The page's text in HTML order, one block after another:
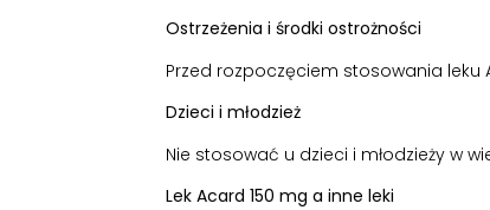
Ostrzeżenia i środki ostrożności
Przed rozpoczęciem stosowania
Dzieci i młodzież
Nie stosować u dzieci i młodzieży w
Lek Acard 150 mg a inne leki